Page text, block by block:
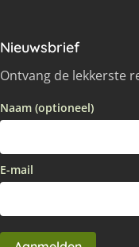
Nieuwsbrief
Ontvang de lekkerste
Naam (optioneel)
E-mail